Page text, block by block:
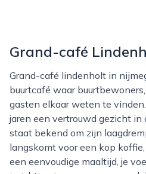
Grand-café
Grand-café lindenholt in nijmegen is een sfeervol
buurtcafé waar
gasten elkaar weten te
jaren een vertrouwd gezicht
staat bekend om zijn
langskomt voor een kop
een eenvoudige maaltijd, je